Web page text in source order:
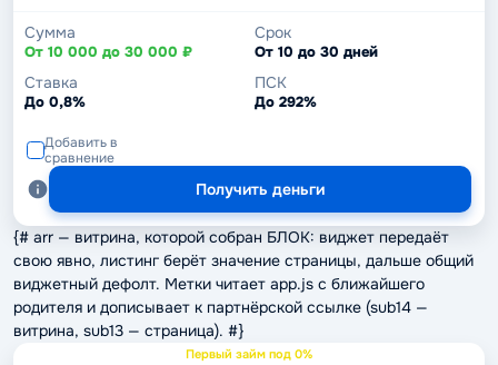
Сумма
От 10 000 до 30 000 ₽
Срок
От 10 до 30 дней
Ставка
До 0,8%
ПСК
До 292%
Добавить в
сравнение
Получить деньги
{# arr — витрина, которой собран БЛОК: виджет передаёт
свою явно, листинг берёт значение страницы, дальше общий
виджетный дефолт. Метки читает app.js с ближайшего
родителя и дописывает к партнёрской ссылке (sub14 —
витрина, sub13 — страница). #}
Первый займ под 0%